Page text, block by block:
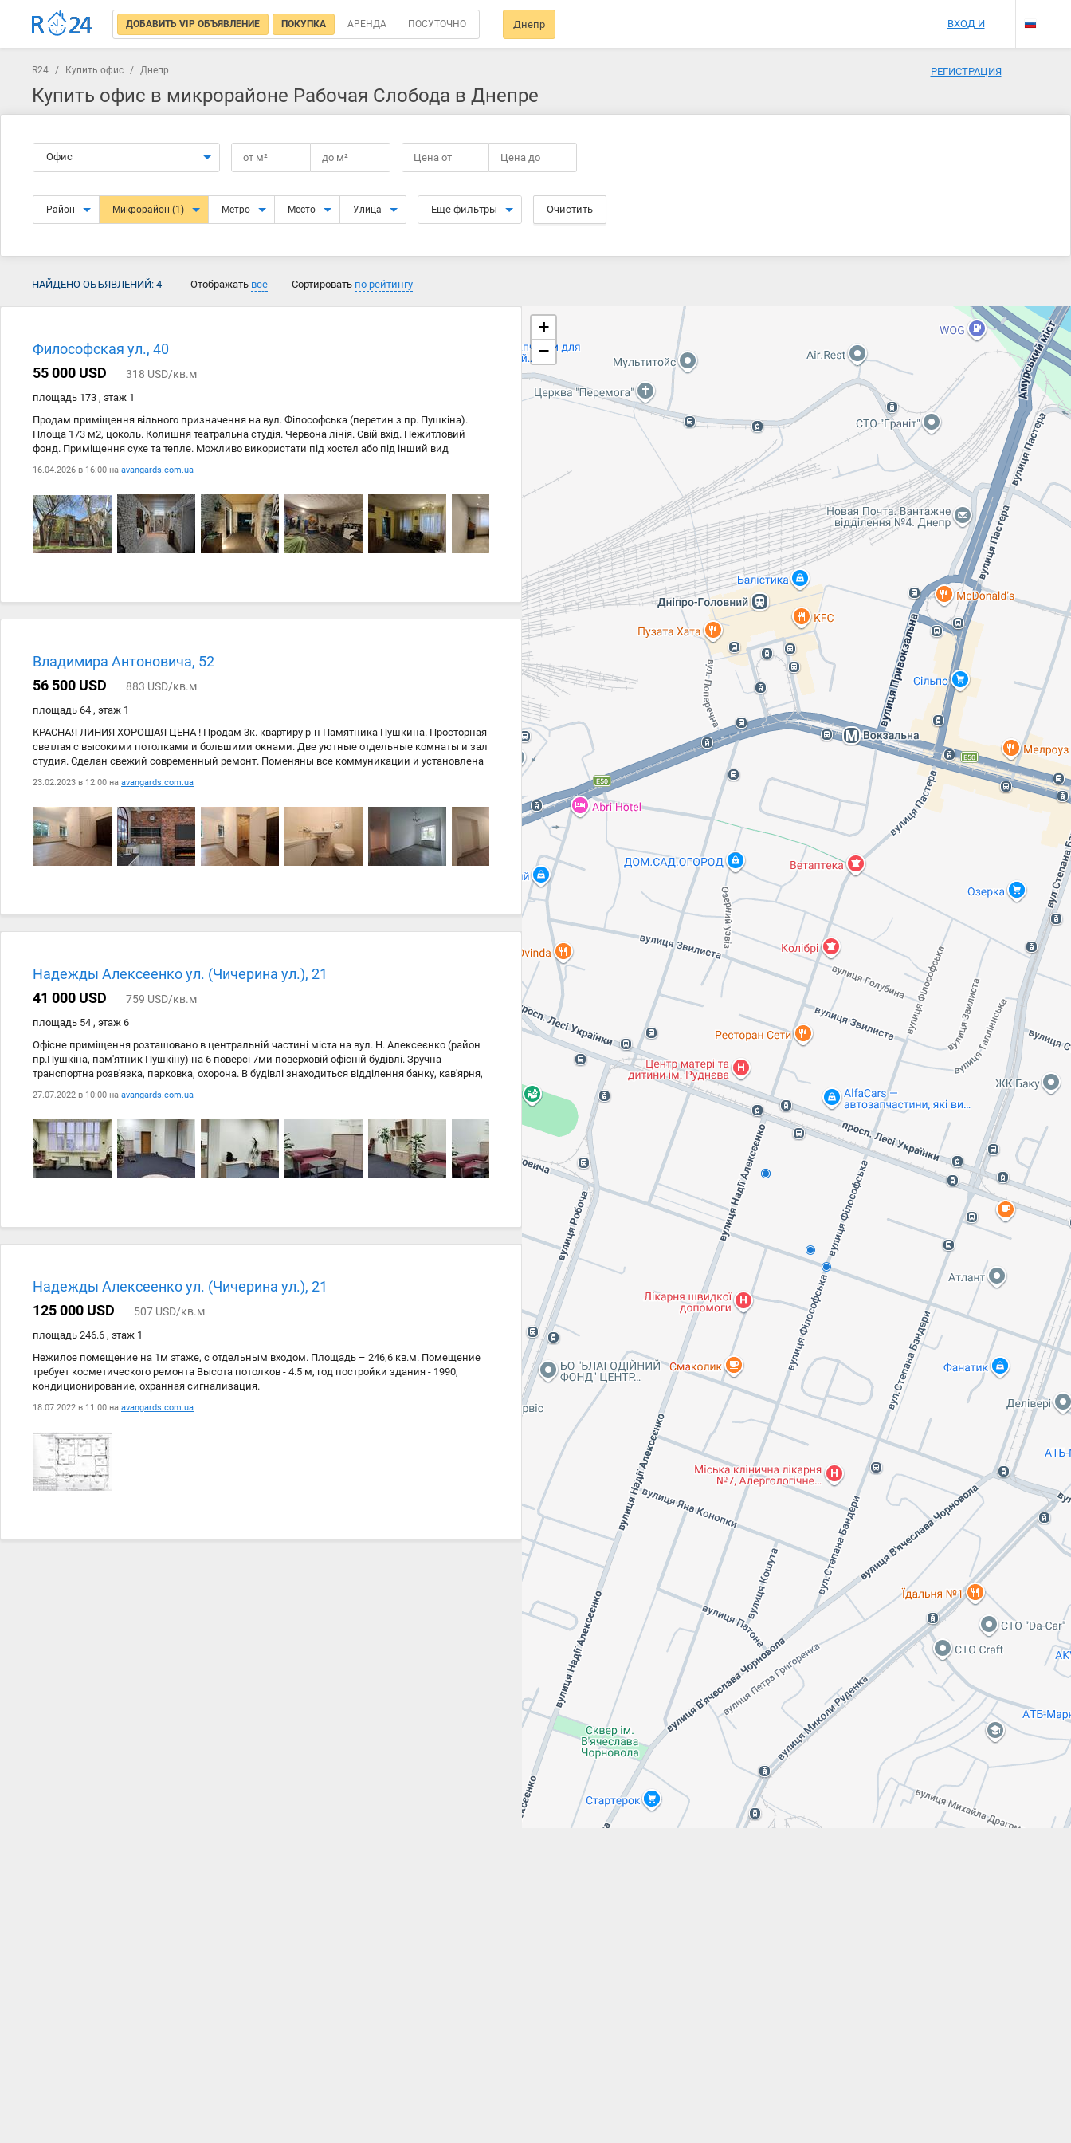
ДОБАВИТЬ VIP ОБЪЯВЛЕНИЕ ПОКУПКА АРЕНДА ПОСУТОЧНО Днепр ВХОД И
РЕГИСТРАЦИЯ
R24 / Купить офис / Днепр
Купить офис в микрорайоне Рабочая Слобода в Днепре
Офис от м² до м² Цена от Цена до
Район Микрорайон (1) Метро Место Улица Еще фильтры Очистить
НАЙДЕНО ОБЪЯВЛЕНИЙ: 4 Отображать все Сортировать по рейтингу
Философская ул., 40
55 000 USD
318 USD/кв.м
площадь 173 , этаж 1
Продам приміщення вільного призначення на вул. Філософська (перетин з пр. Пушкіна).
Площа 173 м2, цоколь. Колишня театральна студія. Червона лінія. Свій вхід. Нежитловий
фонд. Приміщення сухе та тепле. Можливо використати під хостел або під інший вид
16.04.2026 в 16:00 на avangards.com.ua
Владимира Антоновича, 52
56 500 USD
883 USD/кв.м
площадь 64 , этаж 1
КРАСНАЯ ЛИНИЯ ХОРОШАЯ ЦЕНА ! Продам 3к. квартиру р-н Памятника Пушкина. Просторная
светлая с высокими потолками и большими окнами. Две уютные отдельные комнаты и зал
студия. Сделан свежий современный ремонт. Поменяны все коммуникации и установлена
Уютный двор c парковкой. Прекрасный вариант для использовать под коммерцию салон
красоты, аптека, офис и т.п. Дизайн проект в подарок .
23.02.2023 в 12:00 на avangards.com.ua
Надежды Алексеенко ул. (Чичерина ул.), 21
41 000 USD
759 USD/кв.м
площадь 54 , этаж 6
Офісне приміщення розташовано в центральній частині міста на вул. Н. Алексеєнко (район
пр.Пушкіна, пам'ятник Пушкіну) на 6 поверсі 7ми поверховій офісній будівлі. Зручна
транспортна розв'язка, парковка, охорона. В будівлі знаходиться відділення банку, кав'ярня,
панорамні пластикові вікна, кондиціонер, автономне електричне опалення. Меблі, при
бажанні, залишаться новому власнику).
27.07.2022 в 10:00 на avangards.com.ua
Надежды Алексеенко ул. (Чичерина ул.), 21
125 000 USD
507 USD/кв.м
площадь 246.6 , этаж 1
Нежилое помещение на 1м этаже, с отдельным входом. Площадь – 246,6 кв.м. Помещение
требует косметического ремонта Высота потолков - 4.5 м, год постройки здания - 1990,
кондиционирование, охранная сигнализация.
18.07.2022 в 11:00 на avangards.com.ua
+
−